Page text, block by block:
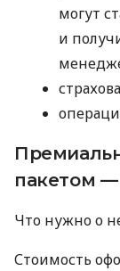
могут
и
пакетом
Что нужно о
Стоимость